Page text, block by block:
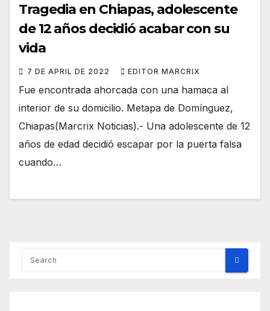
Tragedia en Chiapas, adolescente
de 12 años decidió acabar con su
vida
7 DE APRIL DE 2022 EDITOR MARCRIX
Fue encontrada ahorcada con una hamaca al
interior de su domicilio. Metapa de Domínguez,
Chiapas(Marcrix Noticias).- Una adolescente de 12
años de edad decidió escapar por la puerta falsa
cuando…